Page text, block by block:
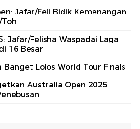
Jafar/Feli Bidik Kemenangan
Jafar/Felisha Waspadai Laga
16 Besar
Banget Lolos World Tour Finals
Australia Open 2025